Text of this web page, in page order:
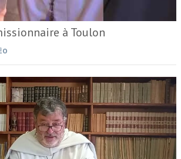
à Toulon